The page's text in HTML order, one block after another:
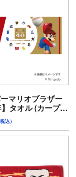
ーマリオブラザー
タオル (カープ
込）